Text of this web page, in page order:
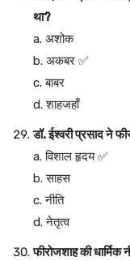
था?
a. अशोक
b. अकबर ✅
c. बाबर
d. शाहजहाँ
डॉ. ईश्वरी प्रसाद ने
a. विशाल हृदय ✅
b. साहस
c. नीति
d. नेतृत्व
फीरोजशाह की